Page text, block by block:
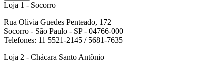
Loja 1 - Socorro
Rua Olivia Guedes Penteado, 172
Socorro - São Paulo - SP - 04766-000
Telefones: 11 5521-2145 / 5681-7635
Loja 2 - Chácara Santo Antônio